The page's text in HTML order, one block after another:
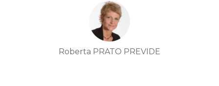
Roberta PRATO PREVIDE